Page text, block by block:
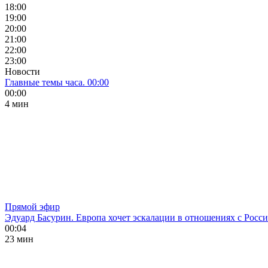
18:00
19:00
20:00
21:00
22:00
23:00
Новости
Главные темы часа. 00:00
00:00
4 мин
Прямой эфир
Эдуард Басурин. Европа хочет эскалации в отношениях с
00:04
23 мин